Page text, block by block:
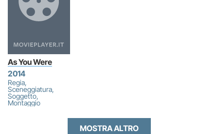
As You Were
2014
Regia,
Sceneggiatura,
Soggetto,
Montaggio
MOSTRA ALTRO